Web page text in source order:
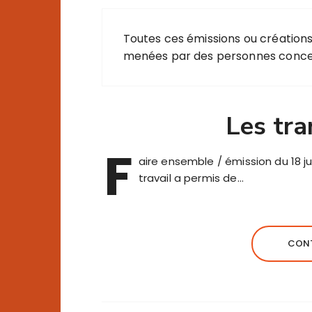
Toutes ces émissions ou
menées par des personnes
Les
F aire ensemble / émission du 18
travail a permis de…